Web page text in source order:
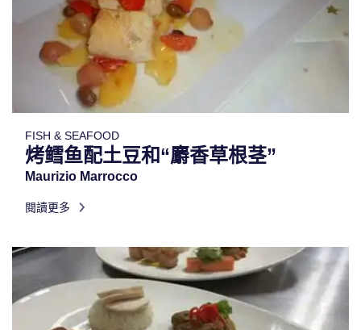
FISH & SEAFOOD
烤鳕鱼配土豆和“麝香草根茎”
Maurizio Marrocco
閱讀更多